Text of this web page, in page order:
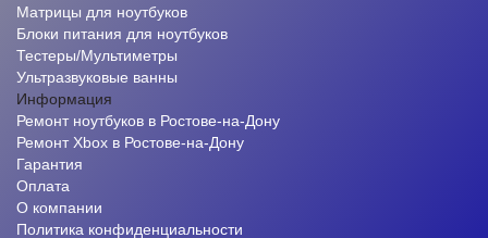
Матрицы для ноутбуков
Блоки питания для ноутбуков
Тестеры/Мультиметры
Ультразвуковые ванны
Информация
Ремонт ноутбуков в Ростове-на-Дону
Ремонт Xbox в Ростове-на-Дону
Гарантия
Оплата
О компании
Политика конфиденциальности